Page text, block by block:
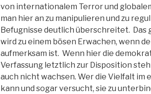
von internationalem Terror und
man hier an zu manipulieren und zu
Befugnisse deutlich überschreitet. Das
wird zu einem bösen Erwachen, wenn
aufmerksam ist. Wenn hier die
Verfassung letztlich zur Disposition
auch nicht wachsen. Wer die Vielfalt im
kann und sogar versucht, sie zu